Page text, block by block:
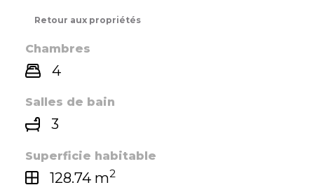
Retour aux propriétés
Chambres
4
Salles de bain
3
Superficie habitable
128.74 m2